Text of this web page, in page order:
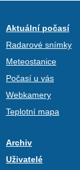
Aktuální počasí
Radarové snímky
Meteostanice
Počasí u vás
Webkamery
Teplotní mapa
Archiv
Uživatelé